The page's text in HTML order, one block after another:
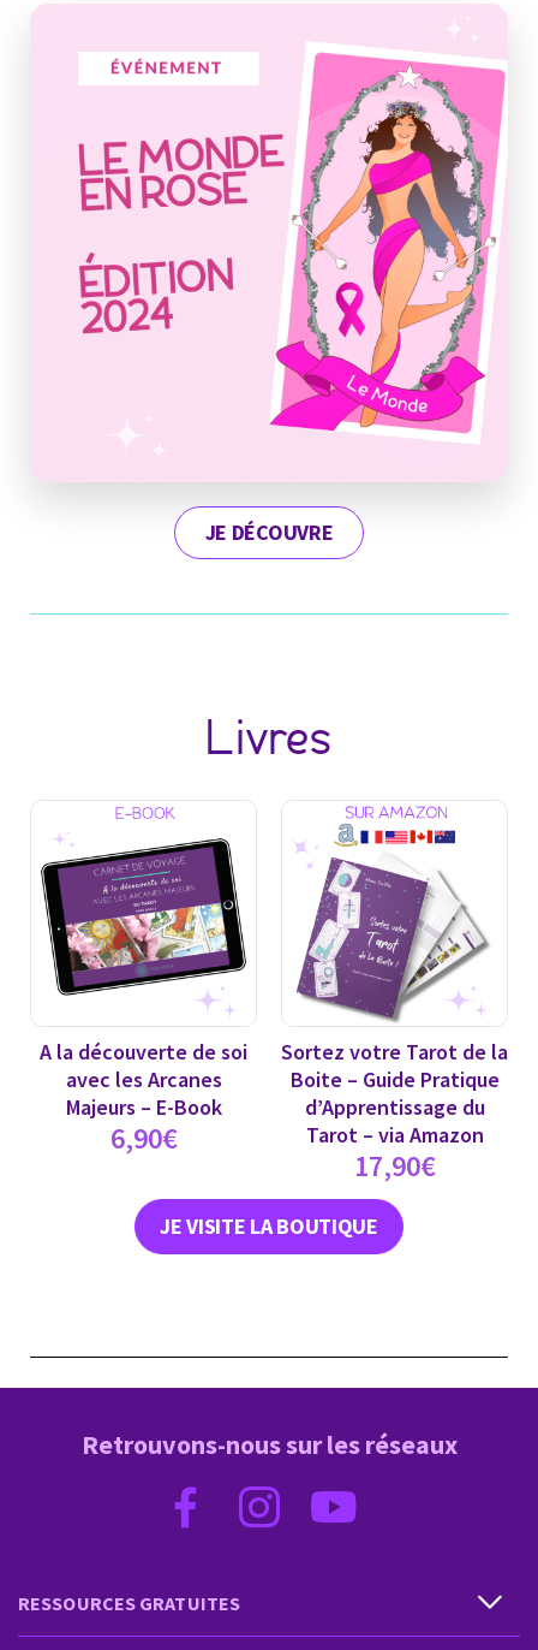
JE DÉCOUVRE
Livres
A la découverte de soi
avec les Arcanes
Majeurs – E-Book
6,90€
Sortez votre Tarot de la
Boite – Guide Pratique
d’Apprentissage du
Tarot – via Amazon
17,90€
JE VISITE LA BOUTIQUE
RESSOURCES GRATUITES
Retrouvons-nous sur les réseaux